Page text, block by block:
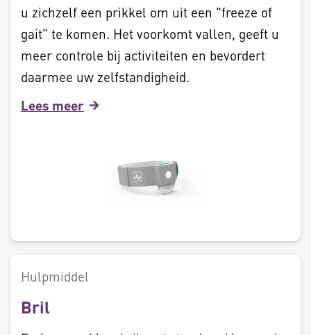
u zichzelf een prikkel om uit een "freeze of
gait" te komen. Het voorkomt vallen, geeft u
meer controle bij activiteiten en bevordert
daarmee uw zelfstandigheid.
Lees meer
Hulpmiddel
Bril